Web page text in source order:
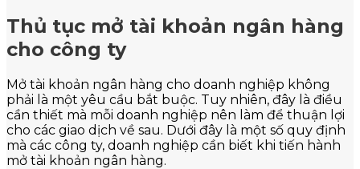
Thủ tục mở tài khoản ngân hàng
cho công ty
Mở tài khoản ngân hàng cho doanh nghiệp không
phải là một yêu cầu bắt buộc. Tuy nhiên, đây là điều
cần thiết mà mỗi doanh nghiệp nên làm để thuận lợi
cho các giao dịch về sau. Dưới đây là một số quy định
mà các công ty, doanh nghiệp cần biết khi tiến hành
mở tài khoản ngân hàng.